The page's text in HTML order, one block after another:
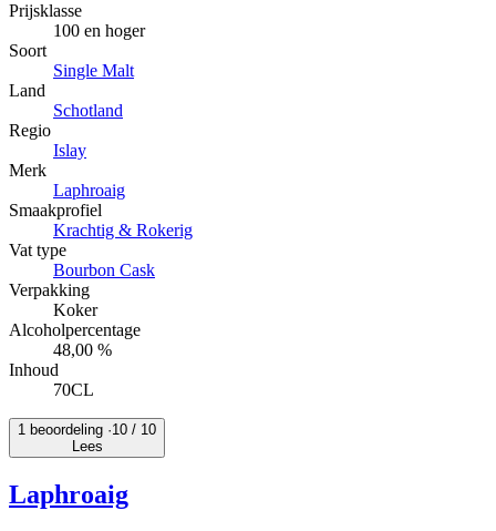
Prijsklasse
100 en hoger
Soort
Single Malt
Land
Schotland
Regio
Islay
Merk
Laphroaig
Smaakprofiel
Krachtig & Rokerig
Vat type
Bourbon Cask
Verpakking
Koker
Alcoholpercentage
48,00 %
Inhoud
70CL
1 beoordeling ·10 / 10
Lees
Laphroaig